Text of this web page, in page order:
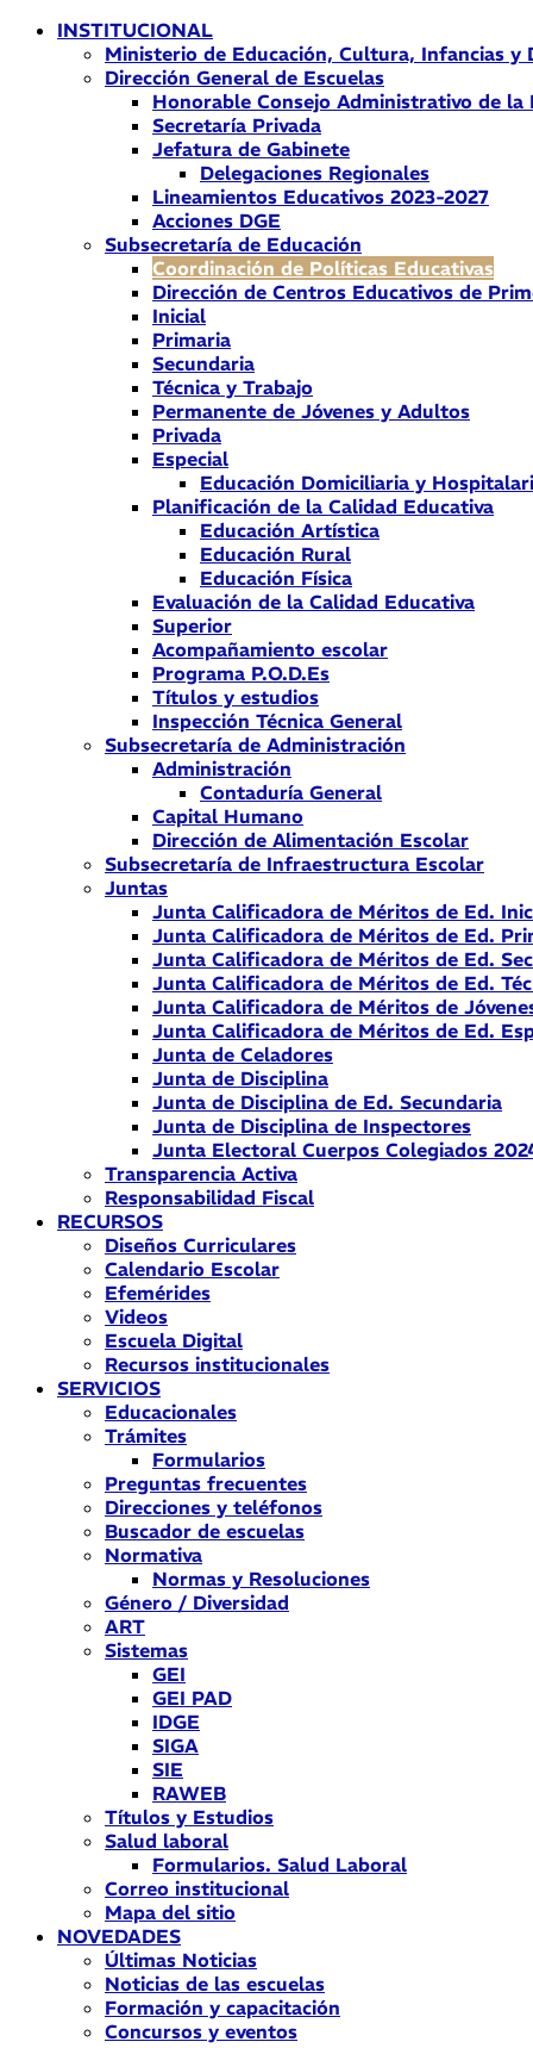
INSTITUCIONAL
Ministerio de Educación, Cultura, Infancias y
Dirección General de Escuelas
Honorable Consejo Administrativo de la
Secretaría Privada
Jefatura de Gabinete
Delegaciones Regionales
Lineamientos Educativos 2023-2027
Acciones DGE
Subsecretaría de Educación
Coordinación de Políticas Educativas
Dirección de Centros Educativos de
Inicial
Primaria
Secundaria
Técnica y Trabajo
Permanente de Jóvenes y Adultos
Privada
Especial
Educación Domiciliaria y
Planificación de la Calidad Educativa
Educación Artística
Educación Rural
Educación Física
Evaluación de la Calidad Educativa
Superior
Acompañamiento escolar
Programa P.O.D.Es
Títulos y estudios
Inspección Técnica General
Subsecretaría de Administración
Administración
Contaduría General
Capital Humano
Dirección de Alimentación Escolar
Subsecretaría de Infraestructura Escolar
Juntas
Junta Calificadora de Méritos de Ed.
Junta Calificadora de Méritos de Ed.
Junta Calificadora de Méritos de Ed.
Junta Calificadora de Méritos de Ed.
Junta Calificadora de Méritos de
Junta Calificadora de Méritos de Ed.
Junta de Celadores
Junta de Disciplina
Junta de Disciplina de Ed. Secundaria
Junta de Disciplina de Inspectores
Junta Electoral Cuerpos Colegiados
Transparencia Activa
Responsabilidad Fiscal
RECURSOS
Diseños Curriculares
Calendario Escolar
Efemérides
Videos
Escuela Digital
Recursos institucionales
SERVICIOS
Educacionales
Trámites
Formularios
Preguntas frecuentes
Direcciones y teléfonos
Buscador de escuelas
Normativa
Normas y Resoluciones
Género / Diversidad
ART
Sistemas
GEI
GEI PAD
IDGE
SIGA
SIE
RAWEB
Títulos y Estudios
Salud laboral
Formularios. Salud Laboral
Correo institucional
Mapa del sitio
NOVEDADES
Últimas Noticias
Noticias de las escuelas
Formación y capacitación
Concursos y eventos